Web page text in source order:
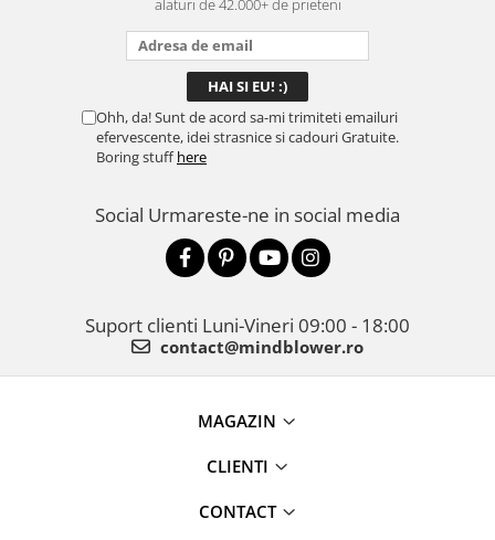
alaturi de 42.000+ de prieteni
Ohh, da! Sunt de acord sa-mi trimiteti emailuri
efervescente, idei strasnice si cadouri Gratuite.
Boring stuffhere
Social Urmareste-ne in social media
Suport clienti Luni-Vineri 09:00 - 18:00
contact@mindblower.ro
MAGAZIN
CLIENTI
CONTACT